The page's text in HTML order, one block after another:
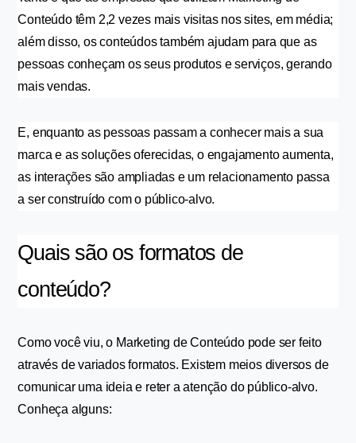
Conteúdo têm 2,2 vezes mais visitas nos sites, em média;
além disso, os conteúdos também ajudam para que as
pessoas conheçam os seus produtos e serviços, gerando
mais vendas.
E, enquanto as pessoas passam a conhecer mais a sua
marca e as soluções oferecidas, o engajamento aumenta,
as interações são ampliadas e um relacionamento passa
a ser construído com o público-alvo.
Quais são os formatos de
conteúdo?
Como você viu, o Marketing de Conteúdo pode ser feito
através de variados formatos. Existem meios diversos de
comunicar uma ideia e reter a atenção do público-alvo.
Conheça alguns: